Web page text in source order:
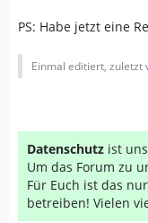
PS: Habe jetzt eine
Einmal editiert, zuletzt
Datenschutz ist
Um das Forum zu
Für Euch ist das
betreiben! Vielen